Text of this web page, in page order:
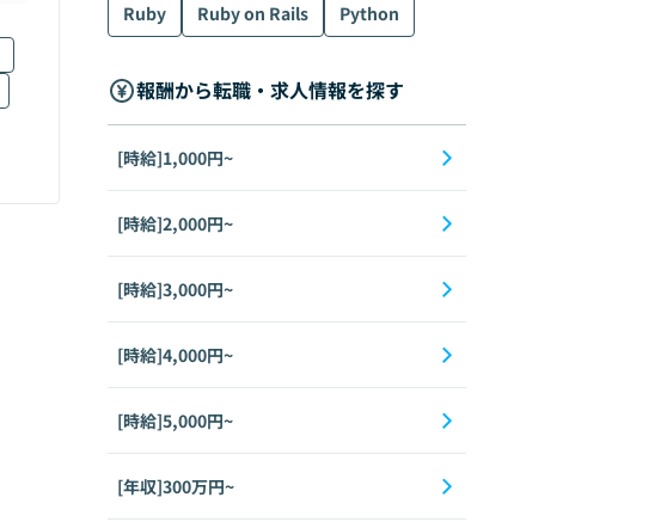
Ruby
Ruby on Rails Python
報酬から転職・求人情報を探す
[時給]1,000円~
[時給]2,000円~
[時給]3,000円~
[時給]4,000円~
[時給]5,000円~
[年収]300万円~